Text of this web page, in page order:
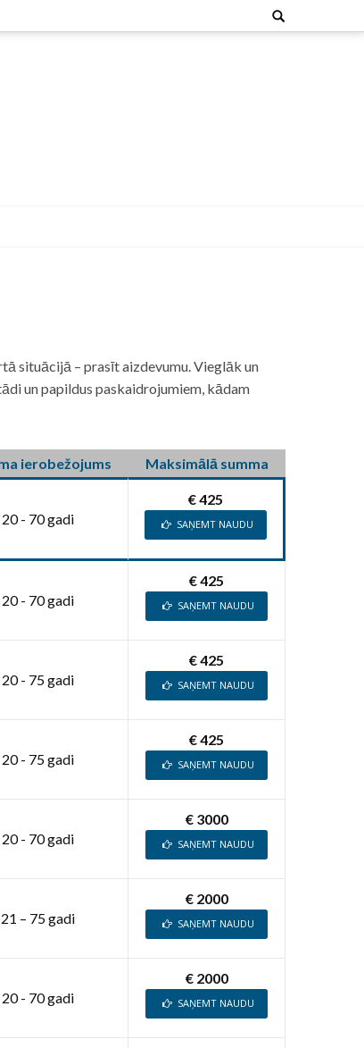
Search
for:
situācijā – prasīt aizdevumu. Vieglāk un
un papildus paskaidrojumiem, kādam
ierobežojums Maksimālā summa
20 - 70 gadi
€ 425
SAŅEMT NAUDU
20 - 70 gadi
€ 425
SAŅEMT NAUDU
20 - 75 gadi
€ 425
SAŅEMT NAUDU
20 - 75 gadi
€ 425
SAŅEMT NAUDU
20 - 70 gadi
€ 3000
SAŅEMT NAUDU
21 – 75 gadi
€ 2000
SAŅEMT NAUDU
20 - 70 gadi
€ 2000
SAŅEMT NAUDU